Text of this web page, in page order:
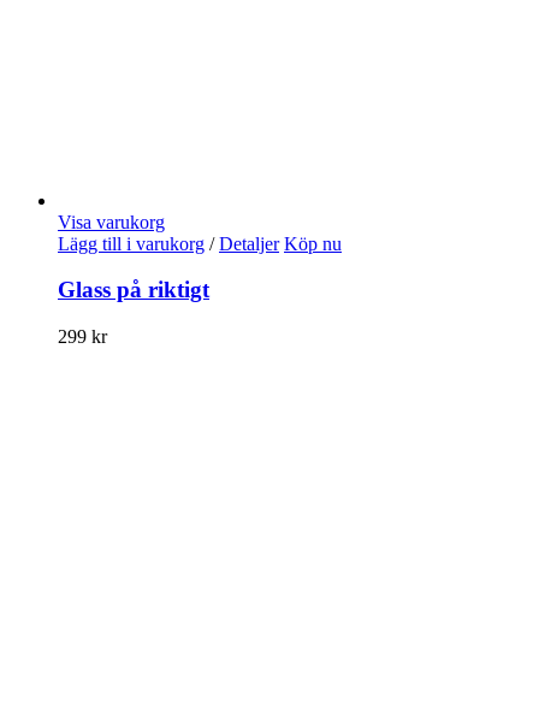
Visa varukorg
Lägg till i varukorg / Detaljer Köp nu
Glass på riktigt
299 kr